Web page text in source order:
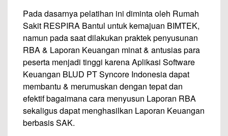
Pada dasarnya pelatihan ini diminta oleh Rumah
Sakit RESPIRA Bantul untuk kemajuan BIMTEK,
namun pada saat dilakukan praktek penyusunan
RBA & Laporan Keuangan minat & antusias para
peserta menjadi tinggi karena Aplikasi Software
Keuangan BLUD PT Syncore Indonesia dapat
membantu & merumuskan dengan tepat dan
efektif bagaimana cara menyusun Laporan RBA
sekaligus dapat menghasilkan Laporan Keuangan
berbasis SAK.